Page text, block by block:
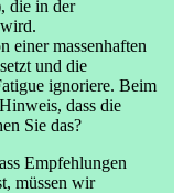
die in der
einer massenhaften
und die
ignoriere. Beim
dass die
Sie das?
Empfehlungen
müssen wir